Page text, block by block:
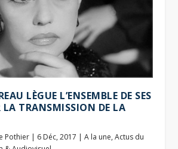
LÈGUE L’ENSEMBLE DE SES
LA TRANSMISSION DE LA
Pothier | 6 Déc, 2017 |A la une,Actus du